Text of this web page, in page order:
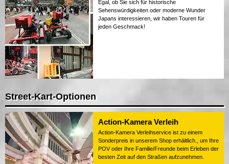
Egal, ob Sie sich für historische
Sehenswürdigkeiten oder moderne Wunder
Japans interessieren, wir haben Touren für
jeden Geschmack!
Street-Kart-Optionen
Action-Kamera Verleih
Action-Kamera Verleihservice ist zu einem
Sonderpreis in unserem Shop erhältlich., um Ihre
POV oder Ihre Familie/Freunde beim Erleben der
besten Zeit auf den Straßen aufzunehmen.